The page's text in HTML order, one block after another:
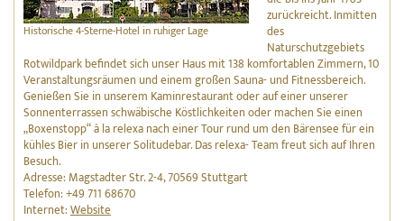
Historische 4-Sterne-Hotel in ruhiger Lage
zurückreicht. Inmitten
des
Naturschutzgebiets
Rotwildpark befindet sich unser Haus mit 138 komfortablen Zimmern, 10
Veranstaltungsräumen und einem großen Sauna- und Fitnessbereich.
Genießen Sie in unserem Kaminrestaurant oder auf einer unserer
Sonnenterrassen schwäbische Köstlichkeiten oder machen Sie einen
„Boxenstopp“ à la relexa nach einer Tour rund um den Bärensee für ein
kühles Bier in unserer Solitudebar. Das relexa- Team freut sich auf Ihren
Besuch.
Adresse: Magstadter Str. 2-4, 70569 Stuttgart
Telefon: +49 711 68670
Internet:Website